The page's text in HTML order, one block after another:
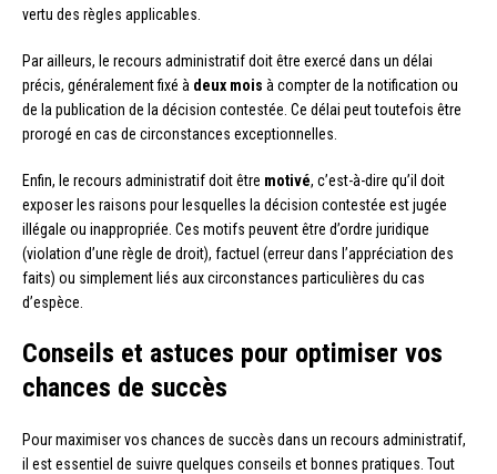
vertu des règles applicables.
Par ailleurs, le recours administratif doit être exercé dans un délai
précis, généralement fixé à deux mois à compter de la notification ou
de la publication de la décision contestée. Ce délai peut toutefois être
prorogé en cas de circonstances exceptionnelles.
Enfin, le recours administratif doit être motivé, c’est-à-dire qu’il doit
exposer les raisons pour lesquelles la décision contestée est jugée
illégale ou inappropriée. Ces motifs peuvent être d’ordre juridique
(violation d’une règle de droit), factuel (erreur dans l’appréciation des
faits) ou simplement liés aux circonstances particulières du cas
d’espèce.
Conseils et astuces pour optimiser vos
chances de succès
Pour maximiser vos chances de succès dans un recours administratif,
il est essentiel de suivre quelques conseils et bonnes pratiques. Tout